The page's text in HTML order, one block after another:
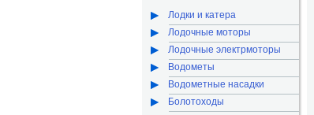
Лодки и катера
Лодочные моторы
Лодочные электрмоторы
Водометы
Водометные насадки
Болотоходы